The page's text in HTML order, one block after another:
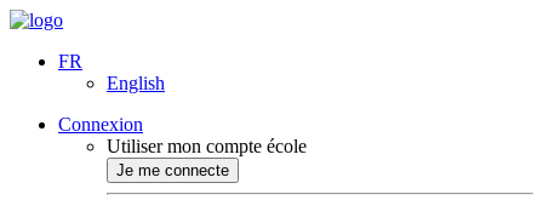
FR
English
Connexion
Utiliser mon compte école
Je me connecte